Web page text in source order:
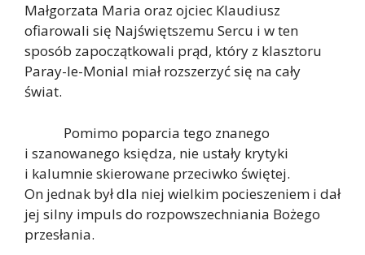
Małgorzata Maria oraz ojciec Klaudiusz
ofiarowali się Najświętszemu Sercu i w ten
sposób zapoczątkowali prąd, który z klasztoru
Paray-le-Monial miał rozszerzyć się na cały
świat.
Pomimo poparcia tego znanego
i szanowanego księdza, nie ustały krytyki
i kalumnie skierowane przeciwko świętej.
On jednak był dla niej wielkim pocieszeniem i dał
jej silny impuls do rozpowszechniania Bożego
przesłania.